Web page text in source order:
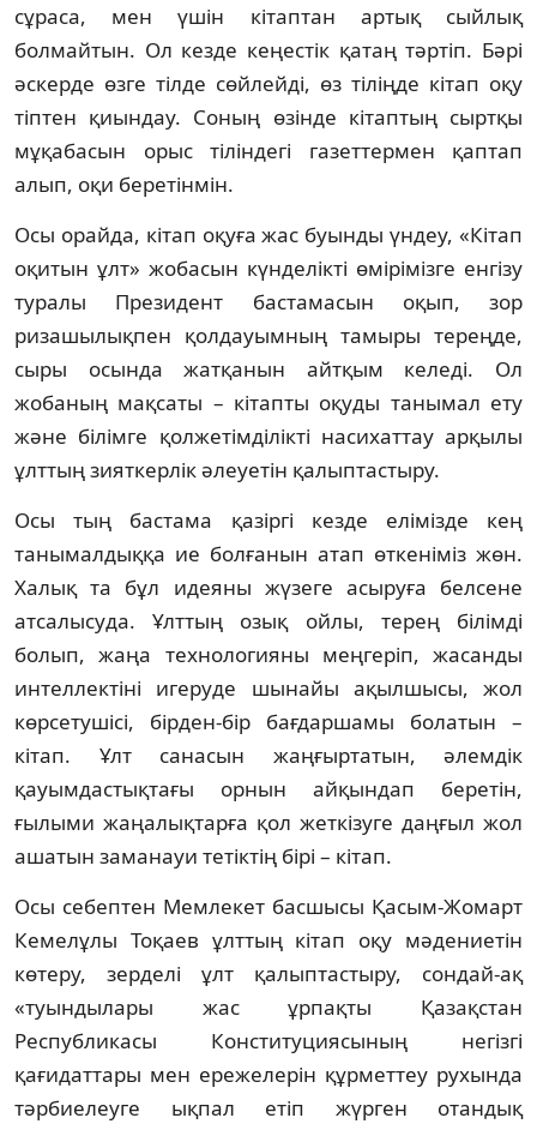
сұраса, мен үшін кітаптан артық сыйлық
болмайтын. Ол кезде кеңестік қатаң тәртіп. Бәрі
әскерде өзге тілде сөйлейді, өз тіліңде кітап оқу
тіптен қиындау. Соның өзінде кітаптың сыртқы
мұқабасын орыс тіліндегі газеттермен қаптап
алып, оқи беретінмін.
Осы орайда, кітап оқуға жас буынды үндеу, «Кітап
оқитын ұлт» жобасын күнделікті өмірімізге енгізу
туралы Президент бастамасын оқып, зор
ризашылықпен қолдауымның тамыры тереңде,
сыры осында жатқанын айтқым келеді. Ол
жобаның мақсаты – кітапты оқуды танымал ету
және білімге қолжетімділікті насихаттау арқылы
ұлттың зияткерлік әлеуетін қалыптастыру.
Осы тың бастама қазіргі кезде елімізде кең
танымалдыққа ие болғанын атап өткеніміз жөн.
Халық та бұл идеяны жүзеге асыруға белсене
атсалысуда. Ұлттың озық ойлы, терең білімді
болып, жаңа технологияны меңгеріп, жасанды
интеллектіні игеруде шынайы ақылшысы, жол
көрсетушісі, бірден-бір бағдаршамы болатын –
кітап. Ұлт санасын жаңғыртатын, әлемдік
қауымдастықтағы орнын айқындап беретін,
ғылыми жаңалықтарға қол жеткізуге даңғыл жол
ашатын заманауи тетіктің бірі – кітап.
Осы себептен Мемлекет басшысы Қасым-Жомарт
Кемелұлы Тоқаев ұлттың кітап оқу мәдениетін
көтеру, зерделі ұлт қалыптастыру, сондай-ақ
«туындылары жас ұрпақты Қазақстан
Республикасы Конституциясының негізгі
қағидаттары мен ережелерін құрметтеу рухында
тәрбиелеуге ықпал етіп жүрген отандық